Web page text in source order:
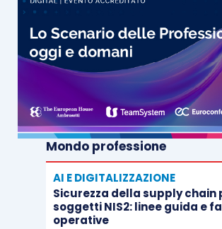
aspetto connaturale al ruolo assunto.
Mondo professione
AI E DIGITALIZZAZIONE
Sicurezza della supply chain
soggetti NIS2: linee guida e
operative